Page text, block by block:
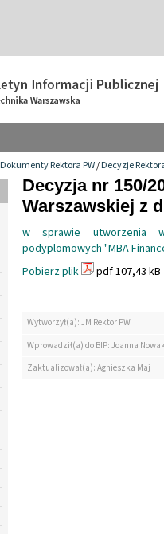
Dokumenty Rektora PW/Decyzje
Decyzja nr 150/
Warszawskiej z
w sprawie utworzenia
podyplomowych "MBA
Pobierz plik
pdf 107,43 kB
Wytworzył(a): JM Rektor PW
Wprowadził(a) do BIP: Joanna
Zaktualizował(a): Agnieszka Maj